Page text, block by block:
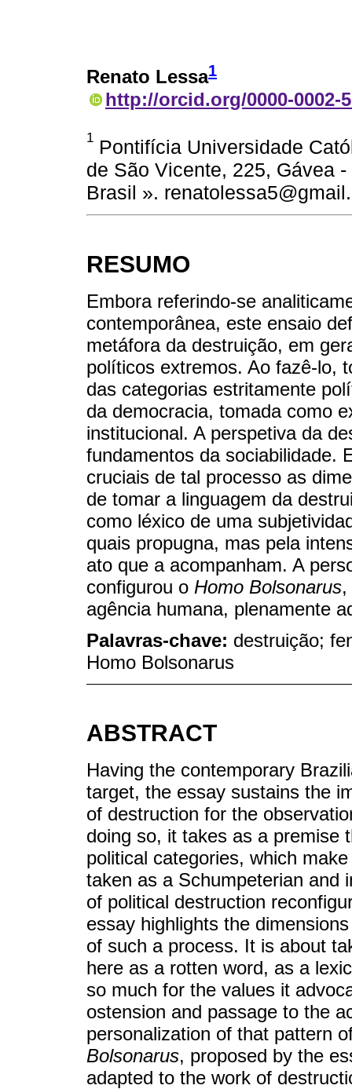
Renato Lessa1
http://orcid.org/0000-0002-
1 Pontifícia Universidade
de São Vicente, 225, Gávea
Brasil ».
RESUMO
Embora referindo-se
contemporânea, este ensaio
metáfora da destruição, em
políticos extremos. Ao fazê-lo,
das categorias estritamente
da democracia, tomada como
institucional. A perspetiva da
fundamentos da sociabilidade.
cruciais de tal processo as
de tomar a linguagem da
como léxico de uma
quais propugna, mas pela
ato que a acompanham. A
configurou o Homo Bolsonarus
agência humana, plenamente
Palavras-chave: destruição;
Homo Bolsonarus
ABSTRACT
Having the contemporary
target, the essay sustains the
of destruction for the
doing so, it takes as a premise
political categories, which
taken as a Schumpeterian and
of political destruction
essay highlights the
of such a process. It is about
here as a rotten word, as a
so much for the values it
ostension and passage to the
personalization of that pattern
Bolsonarus, proposed by the
adapted to the work of